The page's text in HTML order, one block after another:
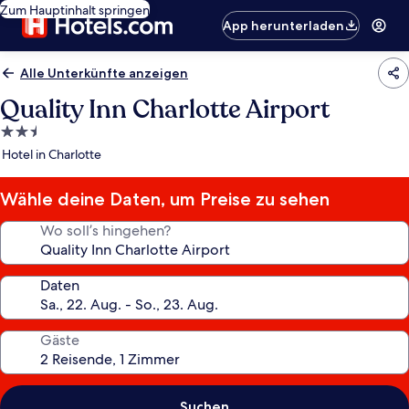
Zum Hauptinhalt springen
App herunterladen
Alle Unterkünfte anzeigen
Quality Inn Charlotte Airport
2.5-
Sterne-
Hotel in Charlotte
Wähle deine Daten, um Preise zu sehen
Wo soll’s hingehen?
Daten
Gäste